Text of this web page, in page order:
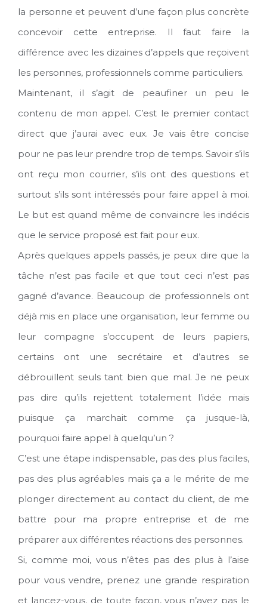
la personne et peuvent d’une façon plus concrète
concevoir cette entreprise. Il faut faire la
différence avec les dizaines d’appels que reçoivent
les personnes, professionnels comme particuliers.
Maintenant, il s’agit de peaufiner un peu le
contenu de mon appel. C’est le premier contact
direct que j’aurai avec eux. Je vais être concise
pour ne pas leur prendre trop de temps. Savoir s’ils
ont reçu mon courrier, s’ils ont des questions et
surtout s’ils sont intéressés pour faire appel à moi.
Le but est quand même de convaincre les indécis
que le service proposé est fait pour eux.
Après quelques appels passés, je peux dire que la
tâche n’est pas facile et que tout ceci n’est pas
gagné d’avance. Beaucoup de professionnels ont
déjà mis en place une organisation, leur femme ou
leur compagne s’occupent de leurs papiers,
certains ont une secrétaire et d’autres se
débrouillent seuls tant bien que mal. Je ne peux
pas dire qu’ils rejettent totalement l’idée mais
puisque ça marchait comme ça jusque-là,
pourquoi faire appel à quelqu’un ?
C’est une étape indispensable, pas des plus faciles,
pas des plus agréables mais ça a le mérite de me
plonger directement au contact du client, de me
battre pour ma propre entreprise et de me
préparer aux différentes réactions des personnes.
Si, comme moi, vous n’êtes pas des plus à l’aise
pour vous vendre, prenez une grande respiration
et lancez-vous, de toute façon, vous n’avez pas le